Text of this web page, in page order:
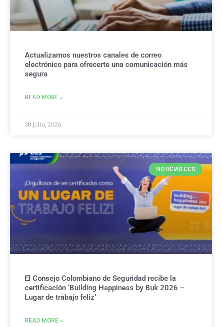
Actualizamos nuestros canales de correo
electrónico para ofrecerte una comunicación más
segura
READ MORE »
30 julio, 2026
NOTICIAS CCS
El Consejo Colombiano de Seguridad recibe la
certificación ‘Building Happiness by Buk 2026 –
Lugar de trabajo feliz’
READ MORE »